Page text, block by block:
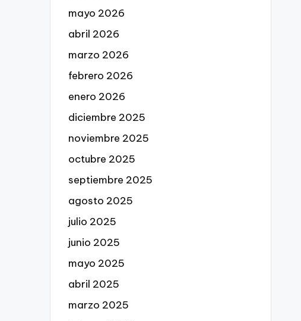
mayo 2026
abril 2026
marzo 2026
febrero 2026
enero 2026
diciembre 2025
noviembre 2025
octubre 2025
septiembre 2025
agosto 2025
julio 2025
junio 2025
mayo 2025
abril 2025
marzo 2025